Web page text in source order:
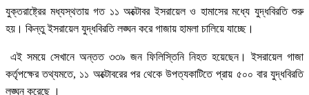
যুক্তরাষ্ট্রের মধ্যস্থতায় গত ১১ অক্টোবর ইসরায়েল ও হামাসের মধ্যে যুদ্ধবিরতি শুরু
হয়। কিন্তু ইসরায়েল যুদ্ধবিরতি লঙ্ঘন করে গাজায় হামলা চালিয়ে যাচ্ছে।
এই সময়ে সেখানে অন্তত ৩৩৯ জন ফিলিস্তিনি নিহত হয়েছেন। ইসরায়েল গাজা
কর্তৃপক্ষের তথ্যমতে, ১১ অক্টোবরের পর থেকে উপত্যকাটিতে প্রায় ৫০০ বার যুদ্ধবিরতি
লঙ্ঘন করেছে ।